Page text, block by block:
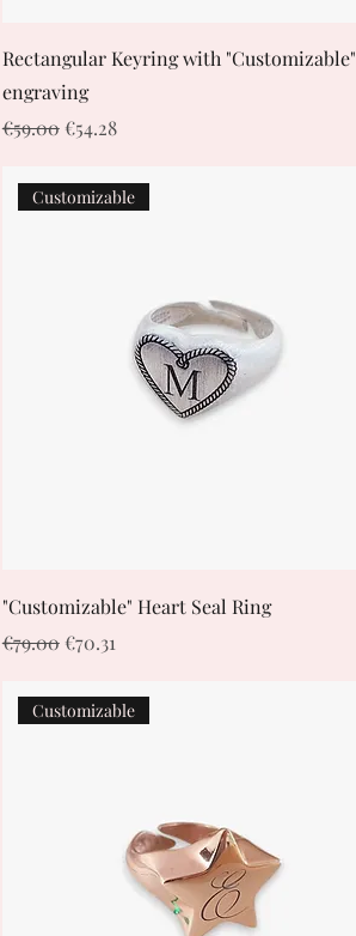
Rectangular Keyring with "Customizable"
engraving
Regular Price
€59.00 Sale Price
€54.28
Customizable
"Customizable" Heart Seal Ring
Regular Price
€79.00 Sale Price
€70.31
Customizable